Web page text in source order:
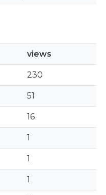
views
230
51
16
1
1
1